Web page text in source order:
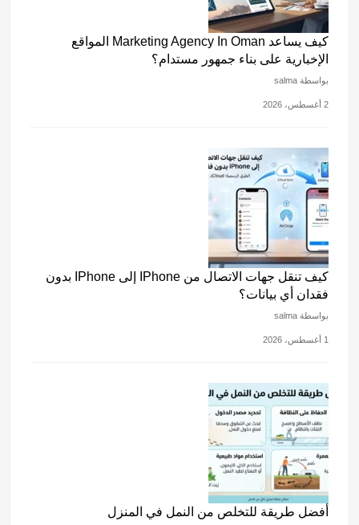
كيف يساعد Marketing Agency In Oman المواقع
الإخبارية على بناء جمهور مستدام؟
بواسطة salma
2 أغسطس، 2026
كيف تنقل جهات الاتصال من IPhone إلى IPhone بدون
فقدان أي بيانات؟
بواسطة salma
1 أغسطس، 2026
أفضل طريقة للتخلص من النمل في المنزل